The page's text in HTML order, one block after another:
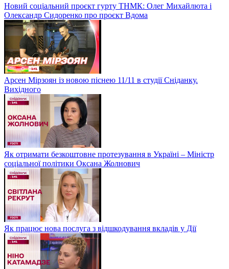
Новий соціальний проєкт гурту ТНМК: Олег Михайлюта і
Олександр Сидоренко про проєкт Вдома
Арсен Мірзоян із новою піснею 11/11 в студії Сніданку.
Вихідного
Як отримати безкоштовне протезування в Україні – Міністр
соціальної політики Оксана Жолнович
Як працює нова послуга з відшкодування вкладів у Дії